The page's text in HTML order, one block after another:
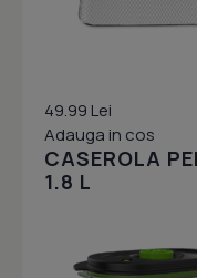
49.99 Lei
Adauga in cos
CASEROLA
1.8 L